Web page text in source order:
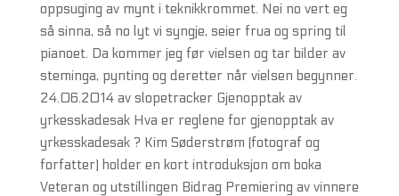
oppsuging av mynt i teknikkrommet. Nei no vert eg
så sinna, så no lyt vi syngje, seier frua og spring til
pianoet. Da kommer jeg før vielsen og tar bilder av
steminga, pynting og deretter når vielsen begynner.
24.06.2014 av slopetracker Gjenopptak av
yrkesskadesak Hva er reglene for gjenopptak av
yrkesskadesak ? Kim Søderstrøm (fotograf og
forfatter) holder en kort introduksjon om boka
Veteran og utstillingen Bidrag Premiering av vinnere